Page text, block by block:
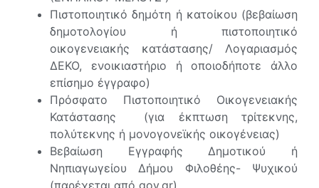
Πιστοποιητικό δημότη ή κατοίκου (βεβαίωση
δημοτολογίου ή πιστοποιητικό
οικογενειακής κατάστασης/ Λογαριασμός
ΔΕΚΟ, ενοικιαστήριο ή οποιοδήποτε άλλο
επίσημο έγγραφο)
Πρόσφατο Πιστοποιητικό Οικογενειακής
Κατάστασης (για έκπτωση τρίτεκνης,
πολύτεκνης ή μονογονεϊκής οικογένειας)
Βεβαίωση Εγγραφής Δημοτικού ή
Νηπιαγωγείου Δήμου Φιλοθέης- Ψυχικού
(παρέχεται από gov.gr)